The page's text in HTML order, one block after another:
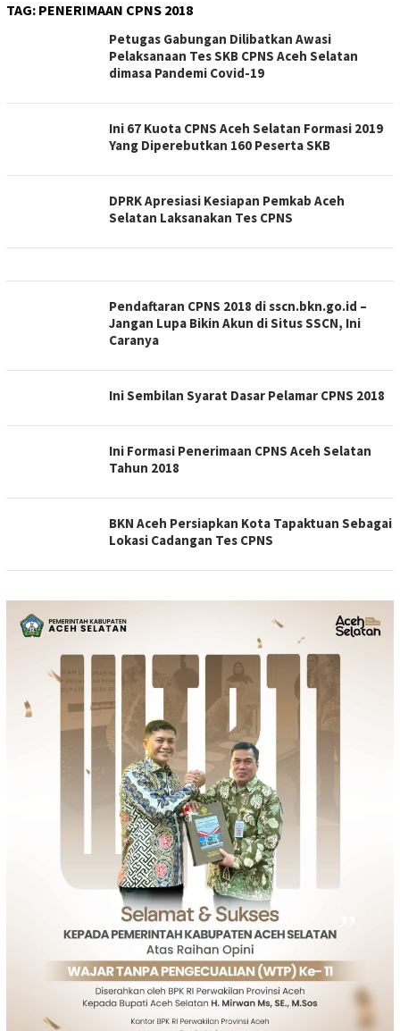
TAG: PENERIMAAN CPNS 2018
Petugas Gabungan Dilibatkan Awasi
Pelaksanaan Tes SKB CPNS Aceh Selatan
dimasa Pandemi Covid-19
Ini 67 Kuota CPNS Aceh Selatan Formasi 2019
Yang Diperebutkan 160 Peserta SKB
DPRK Apresiasi Kesiapan Pemkab Aceh
Selatan Laksanakan Tes CPNS
Pendaftaran CPNS 2018 di sscn.bkn.go.id –
Jangan Lupa Bikin Akun di Situs SSCN, Ini
Caranya
Ini Sembilan Syarat Dasar Pelamar CPNS 2018
Ini Formasi Penerimaan CPNS Aceh Selatan
Tahun 2018
BKN Aceh Persiapkan Kota Tapaktuan Sebagai
Lokasi Cadangan Tes CPNS